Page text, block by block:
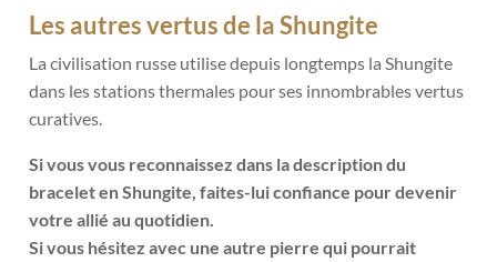
Les autres vertus de la Shungite
La civilisation russe utilise depuis longtemps la Shungite
dans les stations thermales pour ses innombrables vertus
curatives.
Si vous vous reconnaissez dans la description du
bracelet en Shungite, faites-lui confiance pour devenir
votre allié au quotidien.
Si vous hésitez avec une autre pierre qui pourrait